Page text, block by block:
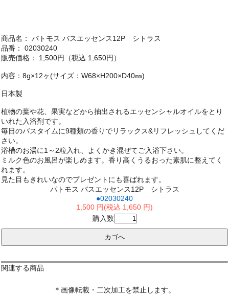
商品名： パトモス バスエッセンス12P シトラス
品番： 02030240
販売価格： 1,500円（税込 1,650円）
内容：8g×12ヶ(サイズ：W68×H200×D40㎜)
日本製
植物の葉や花、果実などから抽出されるエッセンシャルオイルをとり
いれた入浴剤です。
毎日のバスタイムに9種類の香りでリラックス&リフレッシュしてくだ
さい。
浴槽のお湯に1～2粒入れ、よくかき混ぜてご入浴下さい。
ミルク色のお風呂が楽しめます。香り高くうるおった素肌に整えてく
れます。
見た目もきれいなのでプレゼントにも喜ばれます。
パトモス バスエッセンス12P シトラス
●02030240
1,500 円(税込 1,650 円)
購入数
関連する商品
＊画像転載・二次加工を禁止します。